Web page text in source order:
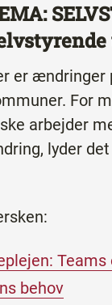
er ændringer
For
arbejder
lyder
behov